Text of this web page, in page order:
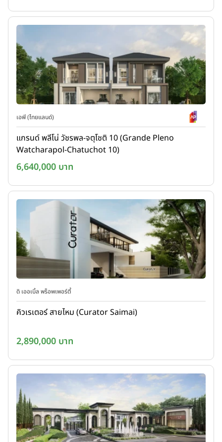
เอพี (ไทยแลนด์)
แกรนด์ พลีโน่ วัชรพล-จตุโชติ 10 (Grande Pleno
Watcharapol-Chatuchot 10)
6,640,000 บาท
ดิ เออเบิ้ล พร็อพเพอร์ตี้
คิวเรเตอร์ สายไหม (Curator Saimai)
2,890,000 บาท